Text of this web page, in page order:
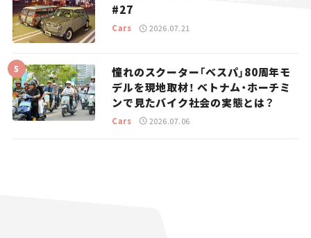
#27
Cars 2026.07.21
憧れのスクーター「ベスパ」80周年モ
デルを現地取材！ ベトナム・ホーチミ
ンで見たバイク社会の実態とは？
Cars 2026.07.06